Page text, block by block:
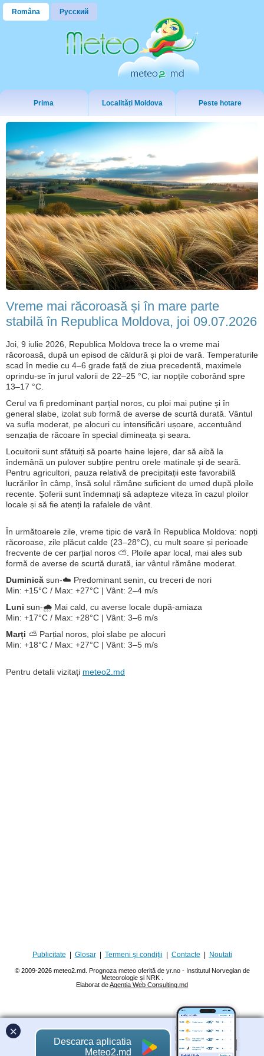
Româna Русский
Prima Localități Moldova Peste hotare
Vreme mai răcoroasă și în mare parte
stabilă în Republica Moldova, joi 09.07.2026
Joi, 9 iulie 2026, Republica Moldova trece la o vreme mai
răcoroasă, după un episod de căldură și ploi de vară. Temperaturile
scad în medie cu 4–6 grade față de ziua precedentă, maximele
oprindu-se în jurul valorii de 22–25 °C, iar nopțile coborând spre
13–17 °C.
Cerul va fi predominant parțial noros, cu ploi mai puține și în
general slabe, izolat sub formă de averse de scurtă durată. Vântul
va sufla moderat, pe alocuri cu intensificări ușoare, accentuând
senzația de răcoare în special dimineața și seara.
Locuitorii sunt sfătuiți să poarte haine lejere, dar să aibă la
îndemână un pulover subțire pentru orele matinale și de seară.
Pentru agricultori, pauza relativă de precipitații este favorabilă
lucrărilor în câmp, însă solul rămâne suficient de umed după ploile
recente. Șoferii sunt îndemnați să adapteze viteza în cazul ploilor
locale și să fie atenți la rafalele de vânt.
În următoarele zile, vreme tipic de vară în Republica Moldova: nopți
răcoroase, zile plăcut calde (23–28°C), cu mult soare și perioade
frecvente de cer parțial noros ⛅. Ploile apar local, mai ales sub
formă de averse de scurtă durată, iar vântul rămâne moderat.
Duminică sun-☁️ Predominant senin, cu treceri de nori
Min: +15°C / Max: +27°C | Vânt: 2–4 m/s
Luni sun-🌧️ Mai cald, cu averse locale după-amiaza
Min: +17°C / Max: +28°C | Vânt: 3–6 m/s
Marți ⛅ Parțial noros, ploi slabe pe alocuri
Min: +18°C / Max: +27°C | Vânt: 3–5 m/s
Pentru detalii vizitați meteo2.md
Publicitate Glosar| Termeni și condiții Contacte Noutati
© 2009-2026 meteo2.md.
Prognoza meteo oferită de yr.no - Institutul Norvegian de
Meteorologie și NRK
Elaborat deAgentia Web Consulting.md
×
Descarca aplicatia
Meteo2.md